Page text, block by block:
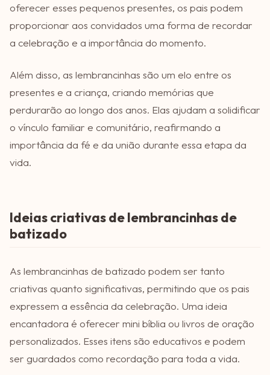
oferecer esses pequenos presentes, os pais podem
proporcionar aos convidados uma forma de recordar
a celebração e a importância do momento.
Além disso, as lembrancinhas são um elo entre os
presentes e a criança, criando memórias que
perdurarão ao longo dos anos. Elas ajudam a solidificar
o vínculo familiar e comunitário, reafirmando a
importância da fé e da união durante essa etapa da
vida.
Ideias criativas de lembrancinhas de
batizado
As lembrancinhas de batizado podem ser tanto
criativas quanto significativas, permitindo que os pais
expressem a essência da celebração. Uma ideia
encantadora é oferecer mini bíblia ou livros de oração
personalizados. Esses itens são educativos e podem
ser guardados como recordação para toda a vida.